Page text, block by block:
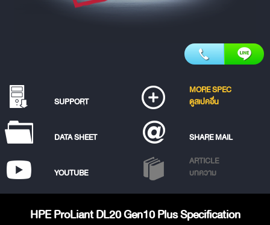
SUPPORT
MORE SPEC
ดูสเปคอื่น
DATA SHEET SHARE MAIL
YOUTUBE
ARTICLE
บทความ
HPE ProLiant DL20 Gen10 Plus Specification